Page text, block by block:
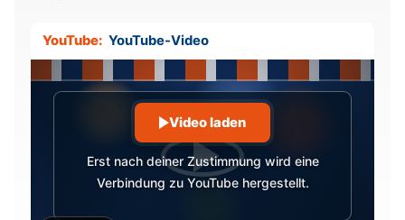
YouTube: YouTube-Video
Video laden
Erst nach deiner Zustimmung wird eine
Verbindung zu YouTube hergestellt.